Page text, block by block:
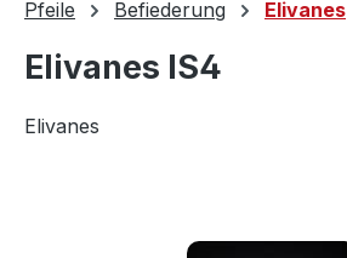
Pfeile Befiederung Elivanes
Elivanes IS4
Elivanes